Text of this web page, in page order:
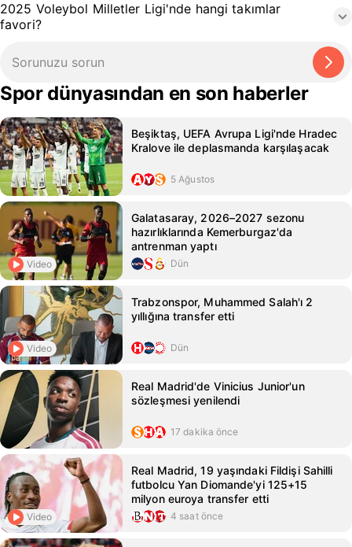
2025 Voleybol Milletler Ligi'nde hangi takımlar
favori?
Spor dünyasından en son haberler
Beşiktaş, UEFA Avrupa Ligi'nde Hradec
Kralove ile deplasmanda karşılaşacak
5 Ağustos
Video
Galatasaray, 2026–2027 sezonu
hazırlıklarında Kemerburgaz'da
antrenman yaptı
Dün
Video
Trabzonspor, Muhammed Salah'ı 2
yıllığına transfer etti
Dün
Real Madrid'de Vinicius Junior'un
sözleşmesi yenilendi
17 dakika önce
Video
Real Madrid, 19 yaşındaki Fildişi Sahilli
futbolcu Yan Diomande'yi 125+15
milyon euroya transfer etti
4 saat önce